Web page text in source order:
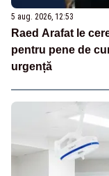
5 aug. 2026, 12:53
Raed Arafat le
pentru pene de
urgență